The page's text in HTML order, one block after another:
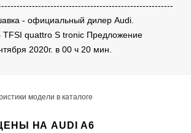
- официальный дилер Audi.
TFSI quattro S tronic Предложение
2020г. в 00 ч 20 мин.
модели в каталоге
НА AUDI A6